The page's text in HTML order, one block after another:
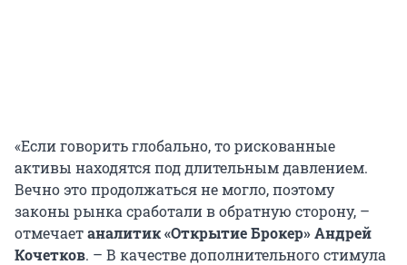
«Если говорить глобально, то рискованные
активы находятся под длительным давлением.
Вечно это продолжаться не могло, поэтому
законы рынка сработали в обратную сторону, –
отмечаетаналитик «Открытие Брокер» Андрей
Кочетков. – В качестве дополнительного стимула